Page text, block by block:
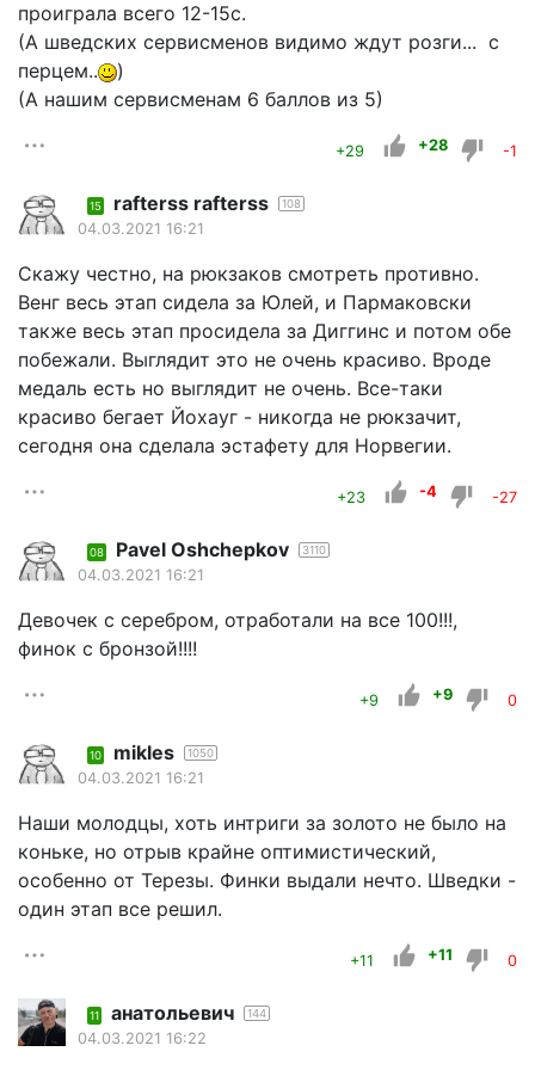
проиграла всего 12-15с.
(А шведских сервисменов видимо ждут розги... с
перцем..
)
(А нашим сервисменам 6 баллов из 5)
+29 +28 -1
15 rafterss rafterss 108
04.03.2021 16:21
Скажу честно, на рюкзаков смотреть противно.
Венг весь этап сидела за Юлей, и Пармаковски
также весь этап просидела за Диггинс и потом обе
побежали. Выглядит это не очень красиво. Вроде
медаль есть но выглядит не очень. Все-таки
красиво бегает Йохауг - никогда не рюкзачит,
сегодня она сделала эстафету для Норвегии.
+23 -4 -27
08 Pavel Oshchepkov 3110
04.03.2021 16:21
Девочек с серебром, отработали на все 100!!!,
финок с бронзой!!!!
+9 +9 0
10 mikles 1050
04.03.2021 16:21
Наши молодцы, хоть интриги за золото не было на
коньке, но отрыв крайне оптимистический,
особенно от Терезы. Финки выдали нечто. Шведки -
один этап все решил.
+11 +11 0
11 анатольевич 144
04.03.2021 16:22